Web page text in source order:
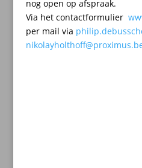
nog open op afspraak.
Via het contactformulier
per mail via